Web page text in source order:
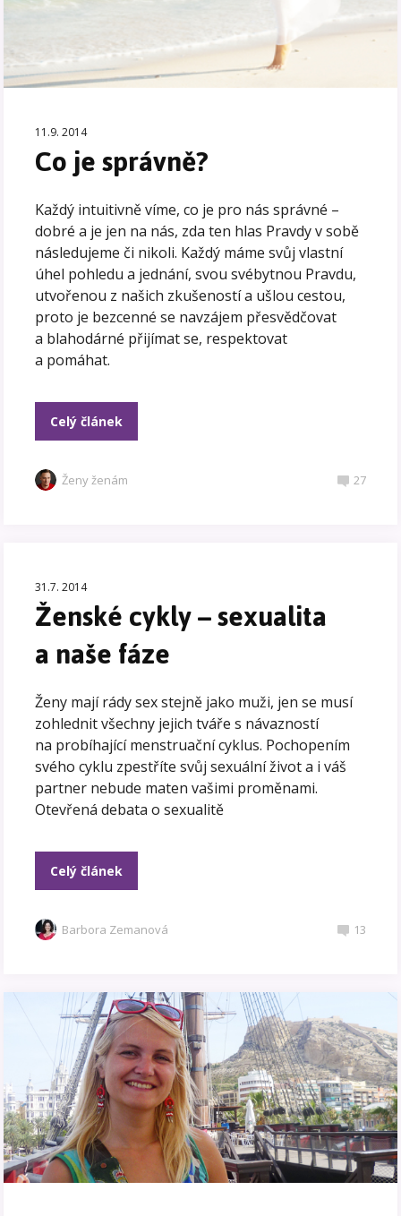
11.9. 2014
Co je správně?
Každý intuitivně víme, co je pro nás správné –
dobré a je jen na nás, zda ten hlas Pravdy v sobě
následujeme či nikoli. Každý máme svůj vlastní
úhel pohledu a jednání, svou svébytnou Pravdu,
utvořenou z našich zkušeností a ušlou cestou,
proto je bezcenné se navzájem přesvědčovat
a blahodárné přijímat se, respektovat
a pomáhat.
Celý článek
Ženy ženám 27
31.7. 2014
Ženské cykly – sexualita
a naše fáze
Ženy mají rády sex stejně jako muži, jen se musí
zohlednit všechny jejich tváře s návazností
na probíhající menstruační cyklus. Pochopením
svého cyklu zpestříte svůj sexuální život a i váš
partner nebude maten vašimi proměnami.
Otevřená debata o sexualitě
Celý článek
Barbora Zemanová 13